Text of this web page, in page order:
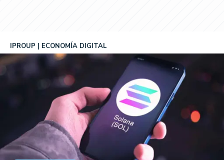
IPROUP ECONOMÍA DIGITAL